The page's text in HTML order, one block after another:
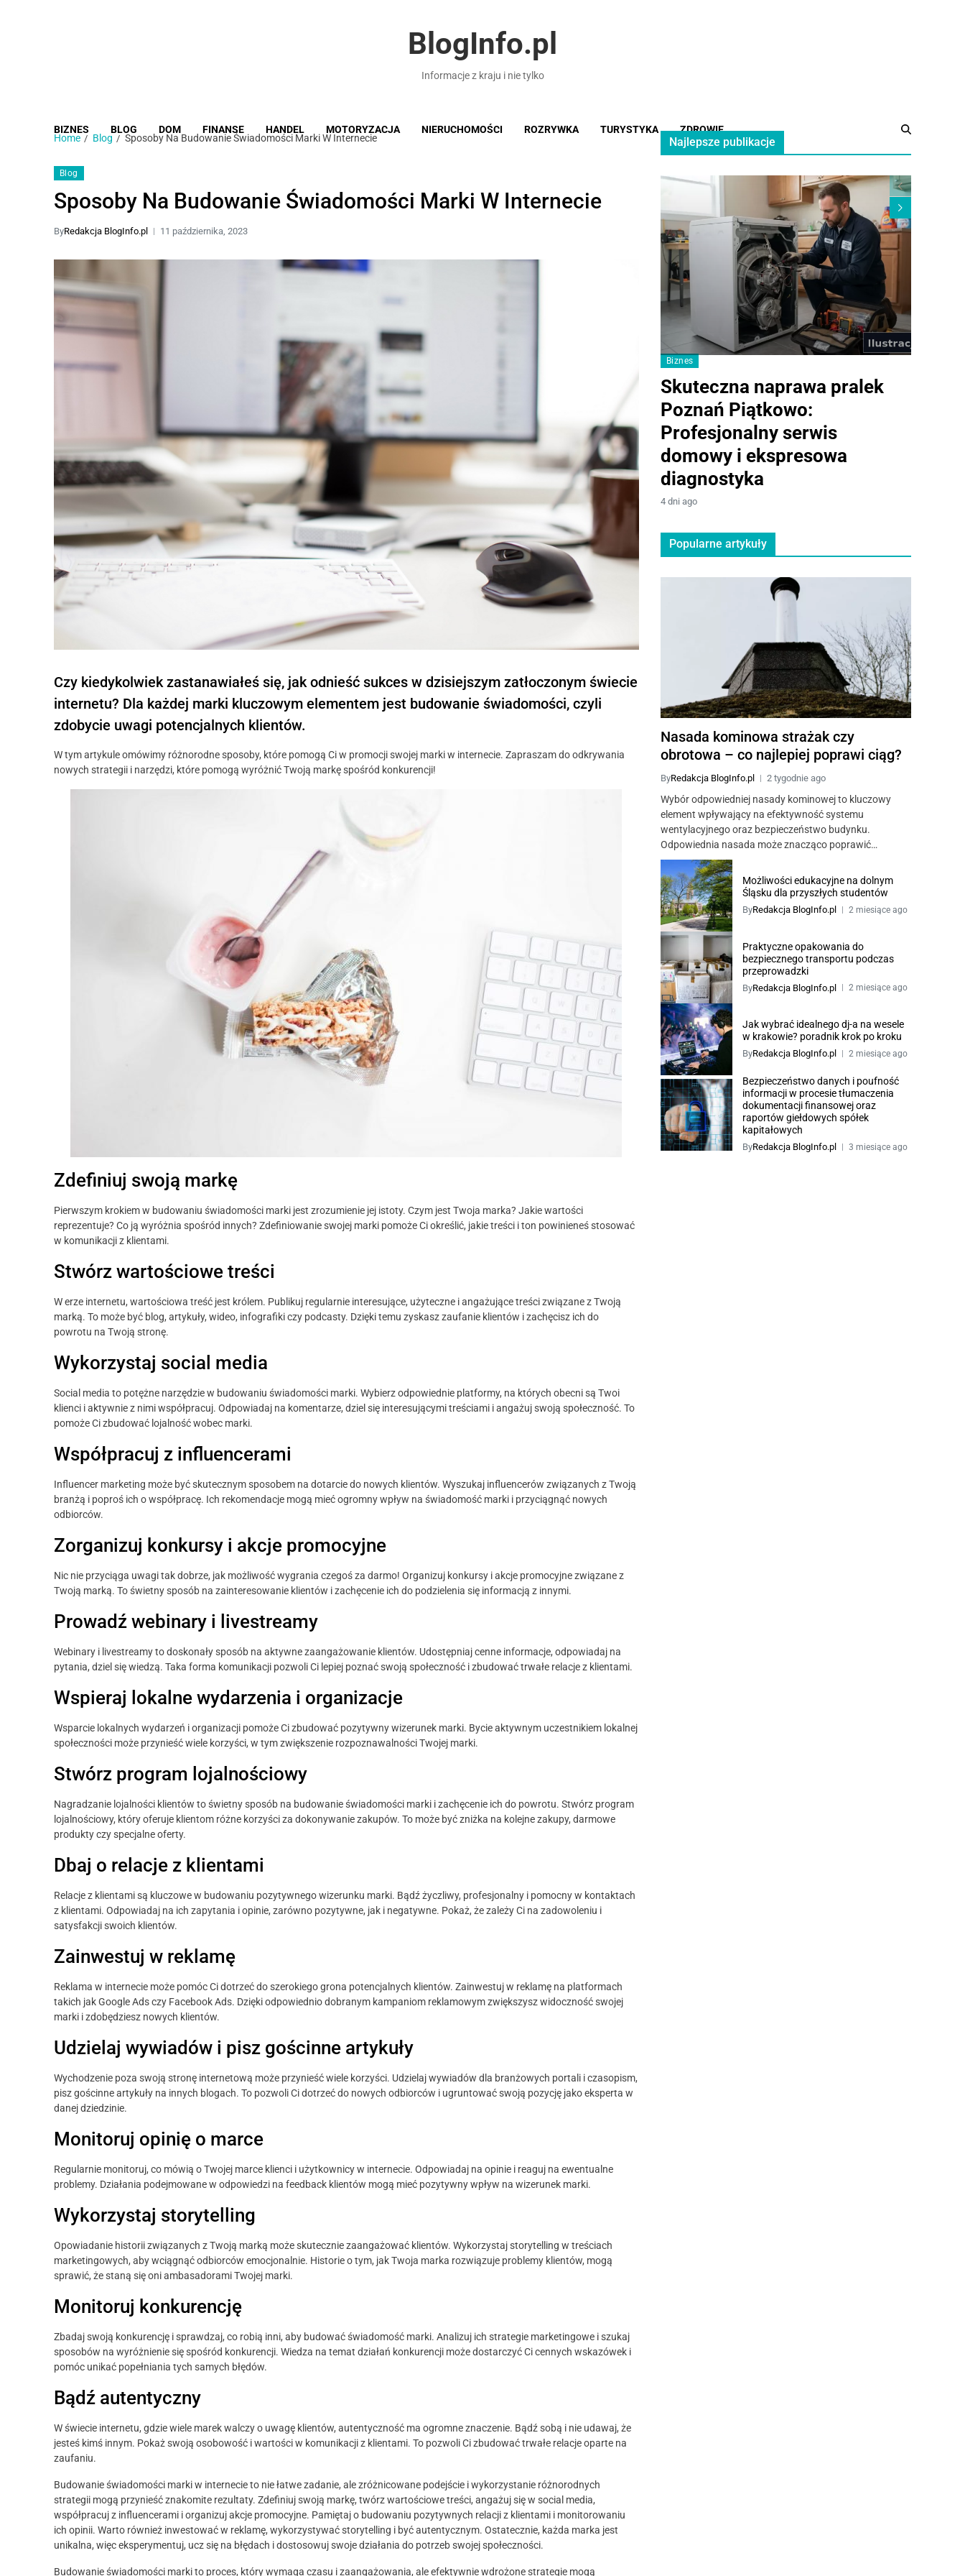
BlogInfo.pl
Informacje z kraju i nie tylko
BIZNES BLOG DOM FINANSE HANDEL MOTORYZACJA NIERUCHOMOŚCI ROZRYWKA TURYSTYKA ZDROWIE
Home Blog Sposoby Na Budowanie Świadomości Marki W Internecie
Blog
Sposoby Na Budowanie Świadomości Marki W Internecie
ByRedakcja BlogInfo.pl 11 października, 2023
Czy kiedykolwiek zastanawiałeś się, jak odnieść sukces w dzisiejszym zatłoczonym świecie
internetu? Dla każdej marki kluczowym elementem jest budowanie świadomości, czyli
zdobycie uwagi potencjalnych klientów.
W tym artykule omówimy różnorodne sposoby, które pomogą Ci w promocji swojej marki w internecie. Zapraszam do odkrywania
nowych strategii i narzędzi, które pomogą wyróżnić Twoją markę spośród konkurencji!
Zdefiniuj swoją markę
Pierwszym krokiem w budowaniu świadomości marki jest zrozumienie jej istoty. Czym jest Twoja marka? Jakie wartości
reprezentuje? Co ją wyróżnia spośród innych? Zdefiniowanie swojej marki pomoże Ci określić, jakie treści i ton powinieneś stosować
w komunikacji z klientami.
Stwórz wartościowe treści
W erze internetu, wartościowa treść jest królem. Publikuj regularnie interesujące, użyteczne i angażujące treści związane z Twoją
marką. To może być blog, artykuły, wideo, infografiki czy podcasty. Dzięki temu zyskasz zaufanie klientów i zachęcisz ich do
powrotu na Twoją stronę.
Wykorzystaj social media
Social media to potężne narzędzie w budowaniu świadomości marki. Wybierz odpowiednie platformy, na których obecni są Twoi
klienci i aktywnie z nimi współpracuj. Odpowiadaj na komentarze, dziel się interesującymi treściami i angażuj swoją społeczność. To
pomoże Ci zbudować lojalność wobec marki.
Współpracuj z influencerami
Influencer marketing może być skutecznym sposobem na dotarcie do nowych klientów. Wyszukaj influencerów związanych z Twoją
branżą i poproś ich o współpracę. Ich rekomendacje mogą mieć ogromny wpływ na świadomość marki i przyciągnąć nowych
odbiorców.
Zorganizuj konkursy i akcje promocyjne
Nic nie przyciąga uwagi tak dobrze, jak możliwość wygrania czegoś za darmo! Organizuj konkursy i akcje promocyjne związane z
Twoją marką. To świetny sposób na zainteresowanie klientów i zachęcenie ich do podzielenia się informacją z innymi.
Prowadź webinary i livestreamy
Webinary i livestreamy to doskonały sposób na aktywne zaangażowanie klientów. Udostępniaj cenne informacje, odpowiadaj na
pytania, dziel się wiedzą. Taka forma komunikacji pozwoli Ci lepiej poznać swoją społeczność i zbudować trwałe relacje z klientami.
Wspieraj lokalne wydarzenia i organizacje
Wsparcie lokalnych wydarzeń i organizacji pomoże Ci zbudować pozytywny wizerunek marki. Bycie aktywnym uczestnikiem lokalnej
społeczności może przynieść wiele korzyści, w tym zwiększenie rozpoznawalności Twojej marki.
Stwórz program lojalnościowy
Nagradzanie lojalności klientów to świetny sposób na budowanie świadomości marki i zachęcenie ich do powrotu. Stwórz program
lojalnościowy, który oferuje klientom różne korzyści za dokonywanie zakupów. To może być zniżka na kolejne zakupy, darmowe
produkty czy specjalne oferty.
Dbaj o relacje z klientami
Relacje z klientami są kluczowe w budowaniu pozytywnego wizerunku marki. Bądź życzliwy, profesjonalny i pomocny w kontaktach
z klientami. Odpowiadaj na ich zapytania i opinie, zarówno pozytywne, jak i negatywne. Pokaż, że zależy Ci na zadowoleniu i
satysfakcji swoich klientów.
Zainwestuj w reklamę
Reklama w internecie może pomóc Ci dotrzeć do szerokiego grona potencjalnych klientów. Zainwestuj w reklamę na platformach
takich jak Google Ads czy Facebook Ads. Dzięki odpowiednio dobranym kampaniom reklamowym zwiększysz widoczność swojej
marki i zdobędziesz nowych klientów.
Udzielaj wywiadów i pisz gościnne artykuły
Wychodzenie poza swoją stronę internetową może przynieść wiele korzyści. Udzielaj wywiadów dla branżowych portali i czasopism,
pisz gościnne artykuły na innych blogach. To pozwoli Ci dotrzeć do nowych odbiorców i ugruntować swoją pozycję jako eksperta w
danej dziedzinie.
Monitoruj opinię o marce
Regularnie monitoruj, co mówią o Twojej marce klienci i użytkownicy w internecie. Odpowiadaj na opinie i reaguj na ewentualne
problemy. Działania podejmowane w odpowiedzi na feedback klientów mogą mieć pozytywny wpływ na wizerunek marki.
Wykorzystaj storytelling
Opowiadanie historii związanych z Twoją marką może skutecznie zaangażować klientów. Wykorzystaj storytelling w treściach
marketingowych, aby wciągnąć odbiorców emocjonalnie. Historie o tym, jak Twoja marka rozwiązuje problemy klientów, mogą
sprawić, że staną się oni ambasadorami Twojej marki.
Monitoruj konkurencję
Zbadaj swoją konkurencję i sprawdzaj, co robią inni, aby budować świadomość marki. Analizuj ich strategie marketingowe i szukaj
sposobów na wyróżnienie się spośród konkurencji. Wiedza na temat działań konkurencji może dostarczyć Ci cennych wskazówek i
pomóc unikać popełniania tych samych błędów.
Bądź autentyczny
W świecie internetu, gdzie wiele marek walczy o uwagę klientów, autentyczność ma ogromne znaczenie. Bądź sobą i nie udawaj, że
jesteś kimś innym. Pokaż swoją osobowość i wartości w komunikacji z klientami. To pozwoli Ci zbudować trwałe relacje oparte na
zaufaniu.
Budowanie świadomości marki w internecie to nie łatwe zadanie, ale zróżnicowane podejście i wykorzystanie różnorodnych
strategii mogą przynieść znakomite rezultaty. Zdefiniuj swoją markę, twórz wartościowe treści, angażuj się w social media,
współpracuj z influencerami i organizuj akcje promocyjne. Pamiętaj o budowaniu pozytywnych relacji z klientami i monitorowaniu
ich opinii. Warto również inwestować w reklamę, wykorzystywać storytelling i być autentycznym. Ostatecznie, każda marka jest
unikalna, więc eksperymentuj, ucz się na błędach i dostosowuj swoje działania do potrzeb swojej społeczności.
Budowanie świadomości marki to proces, który wymaga czasu i zaangażowania, ale efektywnie wdrożone strategie mogą
Najlepsze publikacje
Biznes
Skuteczna naprawa pralek
Poznań Piątkowo:
Profesjonalny serwis
domowy i ekspresowa
diagnostyka
4 dni ago
Popularne artykuły
Nasada kominowa strażak czy
obrotowa – co najlepiej poprawi ciąg?
ByRedakcja BlogInfo.pl 2 tygodnie ago
Wybór odpowiedniej nasady kominowej to kluczowy
element wpływający na efektywność systemu
wentylacyjnego oraz bezpieczeństwo budynku.
Odpowiednia nasada może znacząco poprawić…
Możliwości edukacyjne na dolnym
Śląsku dla przyszłych studentów
ByRedakcja BlogInfo.pl 2 miesiące ago
Praktyczne opakowania do
bezpiecznego transportu podczas
przeprowadzki
ByRedakcja BlogInfo.pl 2 miesiące ago
Jak wybrać idealnego dj-a na wesele
w krakowie? poradnik krok po kroku
ByRedakcja BlogInfo.pl 2 miesiące ago
Bezpieczeństwo danych i poufność
informacji w procesie tłumaczenia
dokumentacji finansowej oraz
raportów giełdowych spółek
kapitałowych
ByRedakcja BlogInfo.pl 3 miesiące ago